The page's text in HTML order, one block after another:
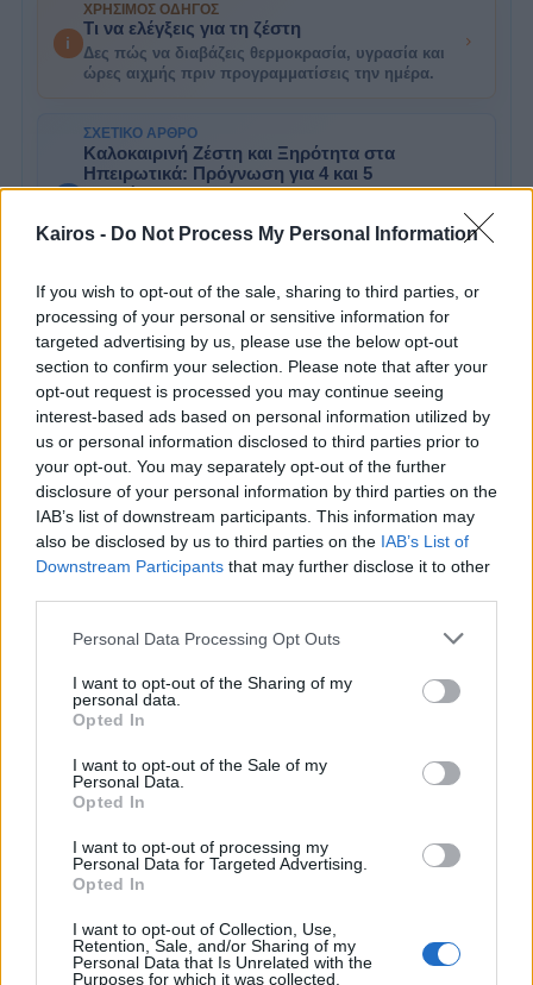
Kairos - Do Not Process My Personal Information
If you wish to opt-out of the sale, sharing to third parties, or
processing of your personal or sensitive information for
targeted advertising by us, please use the below opt-out
section to confirm your selection. Please note that after your
opt-out request is processed you may continue seeing
interest-based ads based on personal information utilized by
us or personal information disclosed to third parties prior to
your opt-out. You may separately opt-out of the further
disclosure of your personal information by third parties on the
IAB’s list of downstream participants. This information may
also be disclosed by us to third parties on the IAB’s List of
Downstream Participants that may further disclose it to other
Please note that this website/app uses one or more Google
not limited to your visit or usage behaviour. You may click to
grant or deny consent to Google and its third-party tags to
use your data for below specified purposes in below Google
consent section.
Personal Data Processing Opt Outs
I want to opt-out of the Sharing of my
personal data.
Opted In
I want to opt-out of the Sale of my
Personal Data.
Opted In
I want to opt-out of processing my
Personal Data for Targeted Advertising.
Opted In
I want to opt-out of Collection, Use,
Retention, Sale, and/or Sharing of my
Personal Data that Is Unrelated with the
Purposes for which it was collected.
i
ΧΡΉΣΙΜΟΣ ΟΔΗΓΌΣ
Τι να ελέγξεις για τη ζέστη
Δες πώς να διαβάζεις θερμοκρασία, υγρασία και
ώρες αιχμής πριν προγραμματίσεις την ημέρα.
ΣΧΕΤΙΚΌ ΆΡΘΡΟ
Καλοκαιρινή Ζέστη και Ξηρότητα στα
Ηπειρωτικά: Πρόγνωση για 4 και 5
Αυγούστου 2026
και Ελλάδα: θερμοκρασία, άνεμοι, μποφόρ,
Σήμερα στους
Κωστακιοί
Αραιή συννεφιά, 21°–37°, άνεμοι έως 4 bf. Δεν
αναμένονται αξιόλογα φαινόμενα.
Πρωί
32°
Άνεμος 2 bf
Μεσημέρι
Άνεμος
Απόγευμα
35°
Αραιή Συννεφιά
Βράδυ
Αραιή Συννεφιά